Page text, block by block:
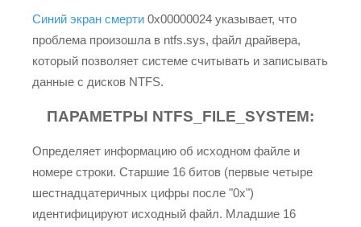
Синий экран смерти 0x00000024 указывает, что
проблема произошла в ntfs.sys, файл драйвера,
который позволяет системе считывать и записывать
данные с дисков NTFS.
ПАРАМЕТРЫ NTFS_FILE_SYSTEM:
Определяет информацию об исходном файле и
номере строки. Старшие 16 битов (первые четыре
шестнадцатеричных цифры после "0x")
идентифицируют исходный файл. Младшие 16